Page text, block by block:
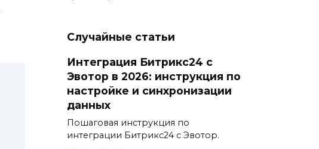
Случайные статьи
Интеграция Битрикс24 с
Эвотор в 2026: инструкция по
настройке и синхронизации
данных
Пошаговая инструкция по
интеграции Битрикс24 с Эвотор.